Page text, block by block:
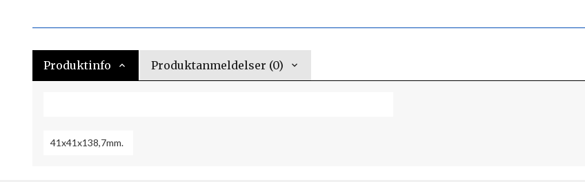
Produktinfo Produktanmeldelser (0)
41x41x138,7mm.